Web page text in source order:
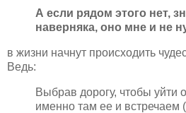
А если рядом этого нет,
наверняка, оно мне и не
в жизни начнут происходить
Ведь:
Выбрав дорогу, чтобы уйти
именно там ее и встречаем